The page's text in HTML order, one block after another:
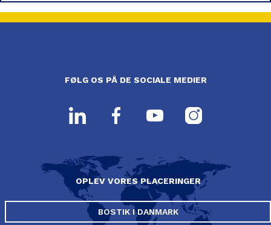
FØLG OS PÅ DE SOCIALE MEDIER
OPLEV VORES PLACERINGER
BOSTIK I DANMARK